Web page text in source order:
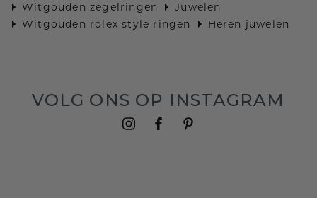
Witgouden zegelringen
Juwelen
Witgouden rolex style ringen
Heren juwelen
VOLG ONS OP INSTAGRAM